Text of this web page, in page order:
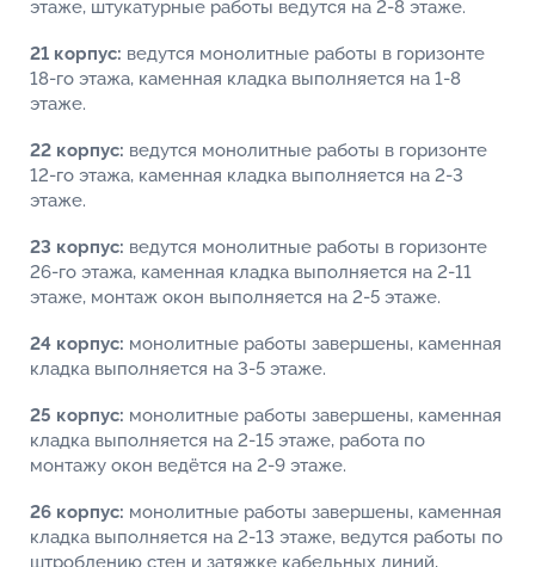
этаже, штукатурные работы ведутся на 2-8 этаже.
21 корпус: ведутся монолитные работы в горизонте
18-го этажа, каменная кладка выполняется на 1-8
этаже.
22 корпус: ведутся монолитные работы в горизонте
12-го этажа, каменная кладка выполняется на 2-3
этаже.
23 корпус: ведутся монолитные работы в горизонте
26-го этажа, каменная кладка выполняется на 2-11
этаже, монтаж окон выполняется на 2-5 этаже.
24 корпус: монолитные работы завершены, каменная
кладка выполняется на 3-5 этаже.
25 корпус: монолитные работы завершены, каменная
кладка выполняется на 2-15 этаже, работа по
монтажу окон ведётся на 2-9 этаже.
26 корпус: монолитные работы завершены, каменная
кладка выполняется на 2-13 этаже, ведутся работы по
штроблению стен и затяжке кабельных линий,